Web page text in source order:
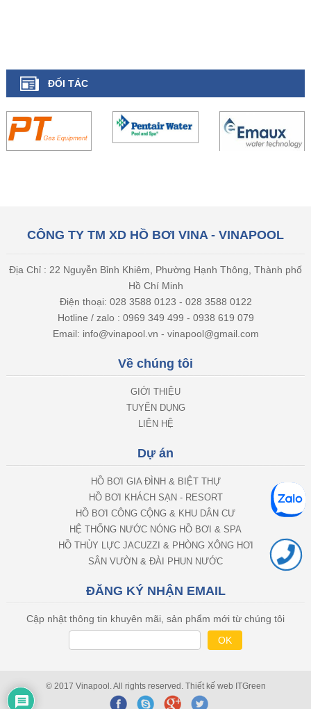
ĐỐI TÁC
CÔNG TY TM XD HỒ BƠI VINA - VINAPOOL
Địa Chỉ : 22 Nguyễn Bỉnh Khiêm, Phường Hạnh Thông, Thành phố
Hồ Chí Minh
Điện thoại: 028 3588 0123 - 028 3588 0122
Hotline / zalo : 0969 349 499 - 0938 619 079
Email: info@vinapool.vn - vinapool@gmail.com
Về chúng tôi
GIỚI THIỆU
TUYỂN DỤNG
LIÊN HỆ
Dự án
HỒ BƠI GIA ĐÌNH & BIỆT THỰ
HỒ BƠI KHÁCH SẠN - RESORT
HỒ BƠI CÔNG CỘNG & KHU DÂN CƯ
HỆ THỐNG NƯỚC NÓNG HỒ BƠI & SPA
HỒ THỦY LỰC JACUZZI & PHÒNG XÔNG HƠI
SÂN VƯỜN & ĐÀI PHUN NƯỚC
ĐĂNG KÝ NHẬN EMAIL
Cập nhật thông tin khuyên mãi, sản phẩm mới từ chúng tôi
© 2017 Vinapool. All rights reserved. Thiết kế web ITGreen